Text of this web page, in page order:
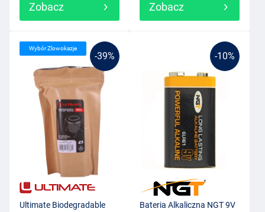
Zobacz Zobacz
-39%
Wybór Zlowokazje
Ultimate Biodegradable
-10%
Bateria Alkaliczna NGT 9V